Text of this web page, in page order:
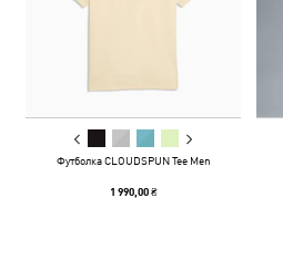
Футболка CLOUDSPUN Tee Men
1 990,00 ₴